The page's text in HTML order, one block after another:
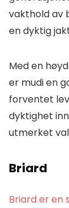
vakthold av
en dyktig
Med en
er mudi en
forventet
dyktighet
utmerket
Briard
Briard er en